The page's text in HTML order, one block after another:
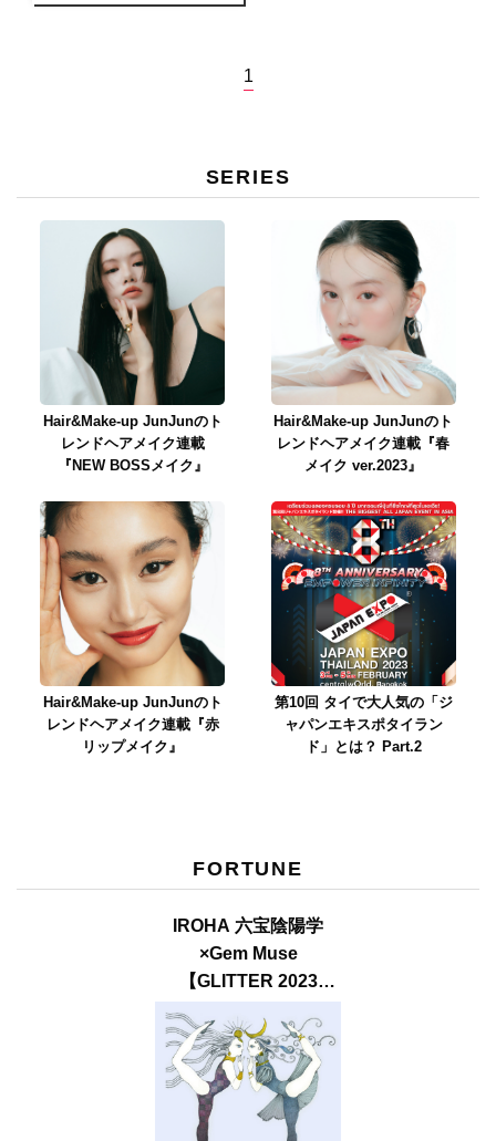
発売中
1
SERIES
Hair&Make-up JunJunのト
レンドヘアメイク連載
『NEW BOSSメイク』
Hair&Make-up JunJunのト
レンドヘアメイク連載『春
メイク ver.2023』
Hair&Make-up JunJunのト
レンドヘアメイク連載『赤
リップメイク』
第10回 タイで大人気の「ジ
ャパンエキスポタイラン
ド」とは？ Part.2
FORTUNE
IROHA 六宝陰陽学
×Gem Muse
【GLITTER 2023
SUMMER issue】